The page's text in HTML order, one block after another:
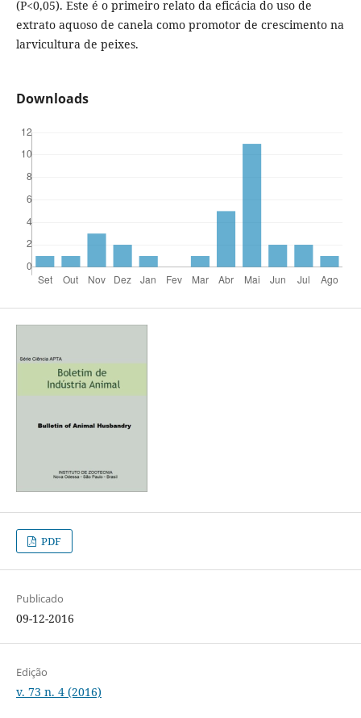
(P<0,05). Este é o primeiro relato da eficácia do uso de
extrato aquoso de canela como promotor de crescimento na
larvicultura de peixes.
Downloads
PDF
Publicado
09-12-2016
Edição
v. 73 n. 4 (2016)